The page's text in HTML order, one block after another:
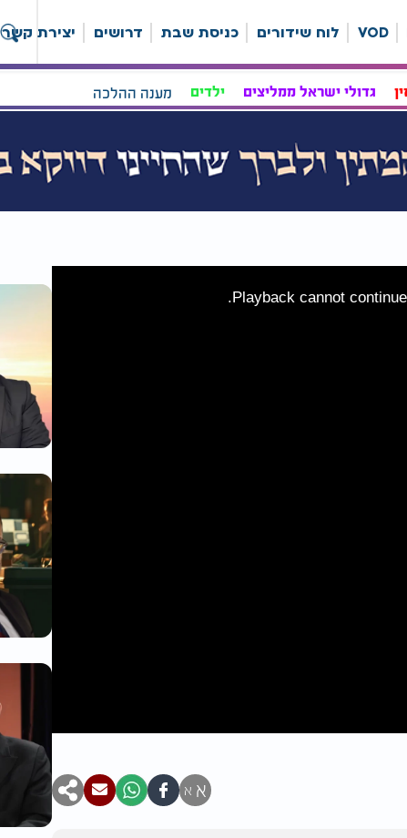
VOD לוח שידורים כניסת שבת דרושים יצירת קשר
גדולי ישראל ממליצים ילדים מענה ההלכה
Playback cannot
א א